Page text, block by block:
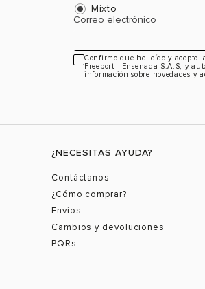
Mixto
Correo electrónico
Confirmo que he leído y acepto
Freeport - Ensenada S.A.S, y
información sobre novedades y
¿NECESITAS AYUDA?
Contáctanos
¿Cómo comprar?
Envíos
Cambios y devoluciones
PQRs